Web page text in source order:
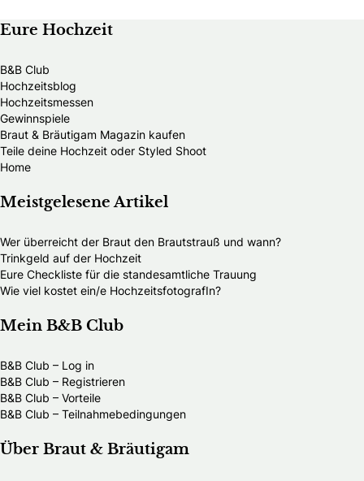
Eure Hochzeit
B&B Club
Hochzeitsblog
Hochzeitsmessen
Gewinnspiele
Braut & Bräutigam Magazin kaufen
Teile deine Hochzeit oder Styled Shoot
Home
Meistgelesene Artikel
Wer überreicht der Braut den Brautstrauß und wann?
Trinkgeld auf der Hochzeit
Eure Checkliste für die standesamtliche Trauung
Wie viel kostet ein/e HochzeitsfotografIn?
Mein B&B Club
B&B Club – Log in
B&B Club – Registrieren
B&B Club – Vorteile
B&B Club – Teilnahmebedingungen
Über Braut & Bräutigam